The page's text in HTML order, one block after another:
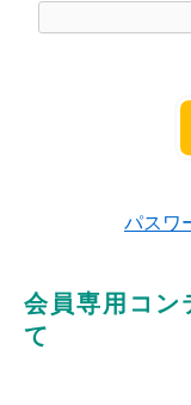
パスワ
会員専用コン
て